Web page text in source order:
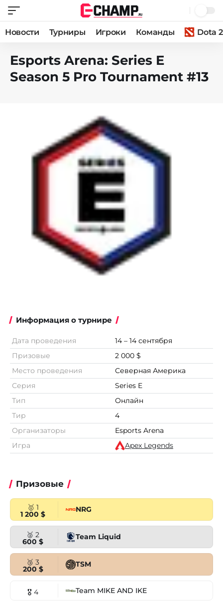
Новости Турниры Игроки Команды Dota 2
Esports Arena: Series E
Season 5 Pro Tournament #13
Информация о турнире
Дата проведения
14 – 14 сентября
Призовые
2 000 $
Место проведения
Северная Америка
Серия
Series E
Тип
Онлайн
Тир
4
Организаторы
Esports Arena
Игра
Apex Legends
Призовые
🥇 1
1 200 $
NRG
🥈 2
600 $
Team Liquid
🥉 3
200 $
TSM
🎖 4 Team MIKE AND IKE